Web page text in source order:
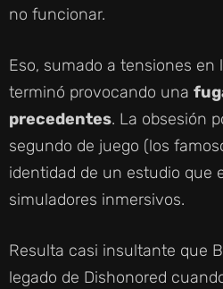
no funcionar.
Eso, sumado a tensiones en
terminó provocando una
precedentes. La obsesión
segundo de juego (los
identidad de un estudio que
simuladores inmersivos.
Resulta casi insultante que
legado de Dishonored